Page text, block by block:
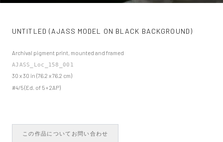
UNTITLED (AJASS MODEL ON BLACK BACKGROUND)
Archival pigment print, mounted and framed
AJASS_Loc_158_001
30 x 30 in (76.2 x 76.2 cm)
#4/5 (Ed. of 5 + 2AP)
この作品についてお問い合わせ